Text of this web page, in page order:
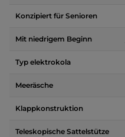
Konzipiert für Senioren
Mit niedrigem Beginn
Typ elektrokola
Meeräsche
Klappkonstruktion
Teleskopische Sattelstütze